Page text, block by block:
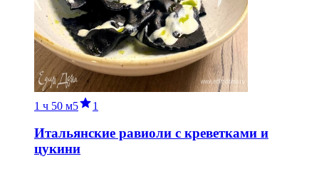
1 ч 50 м5 1
Итальянские равиоли с креветками и
цукини